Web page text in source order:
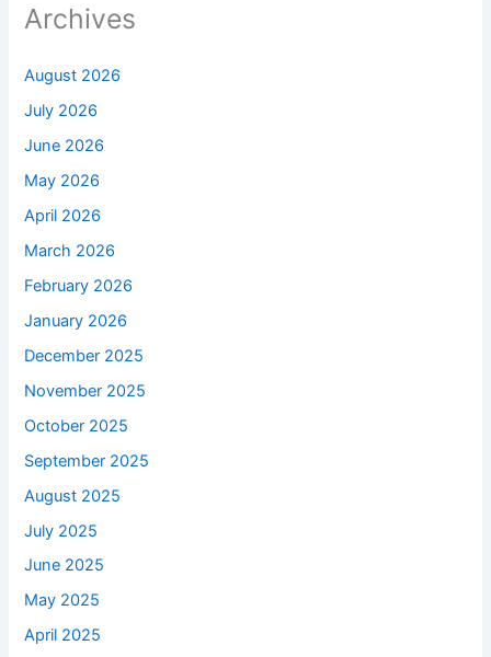
Archives
August 2026
July 2026
June 2026
May 2026
April 2026
March 2026
February 2026
January 2026
December 2025
November 2025
October 2025
September 2025
August 2025
July 2025
June 2025
May 2025
April 2025